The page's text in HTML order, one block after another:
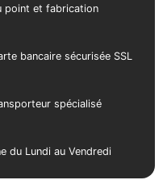
point et fabrication
bancaire sécurisée SSL
spécialisé
du Lundi au Vendredi